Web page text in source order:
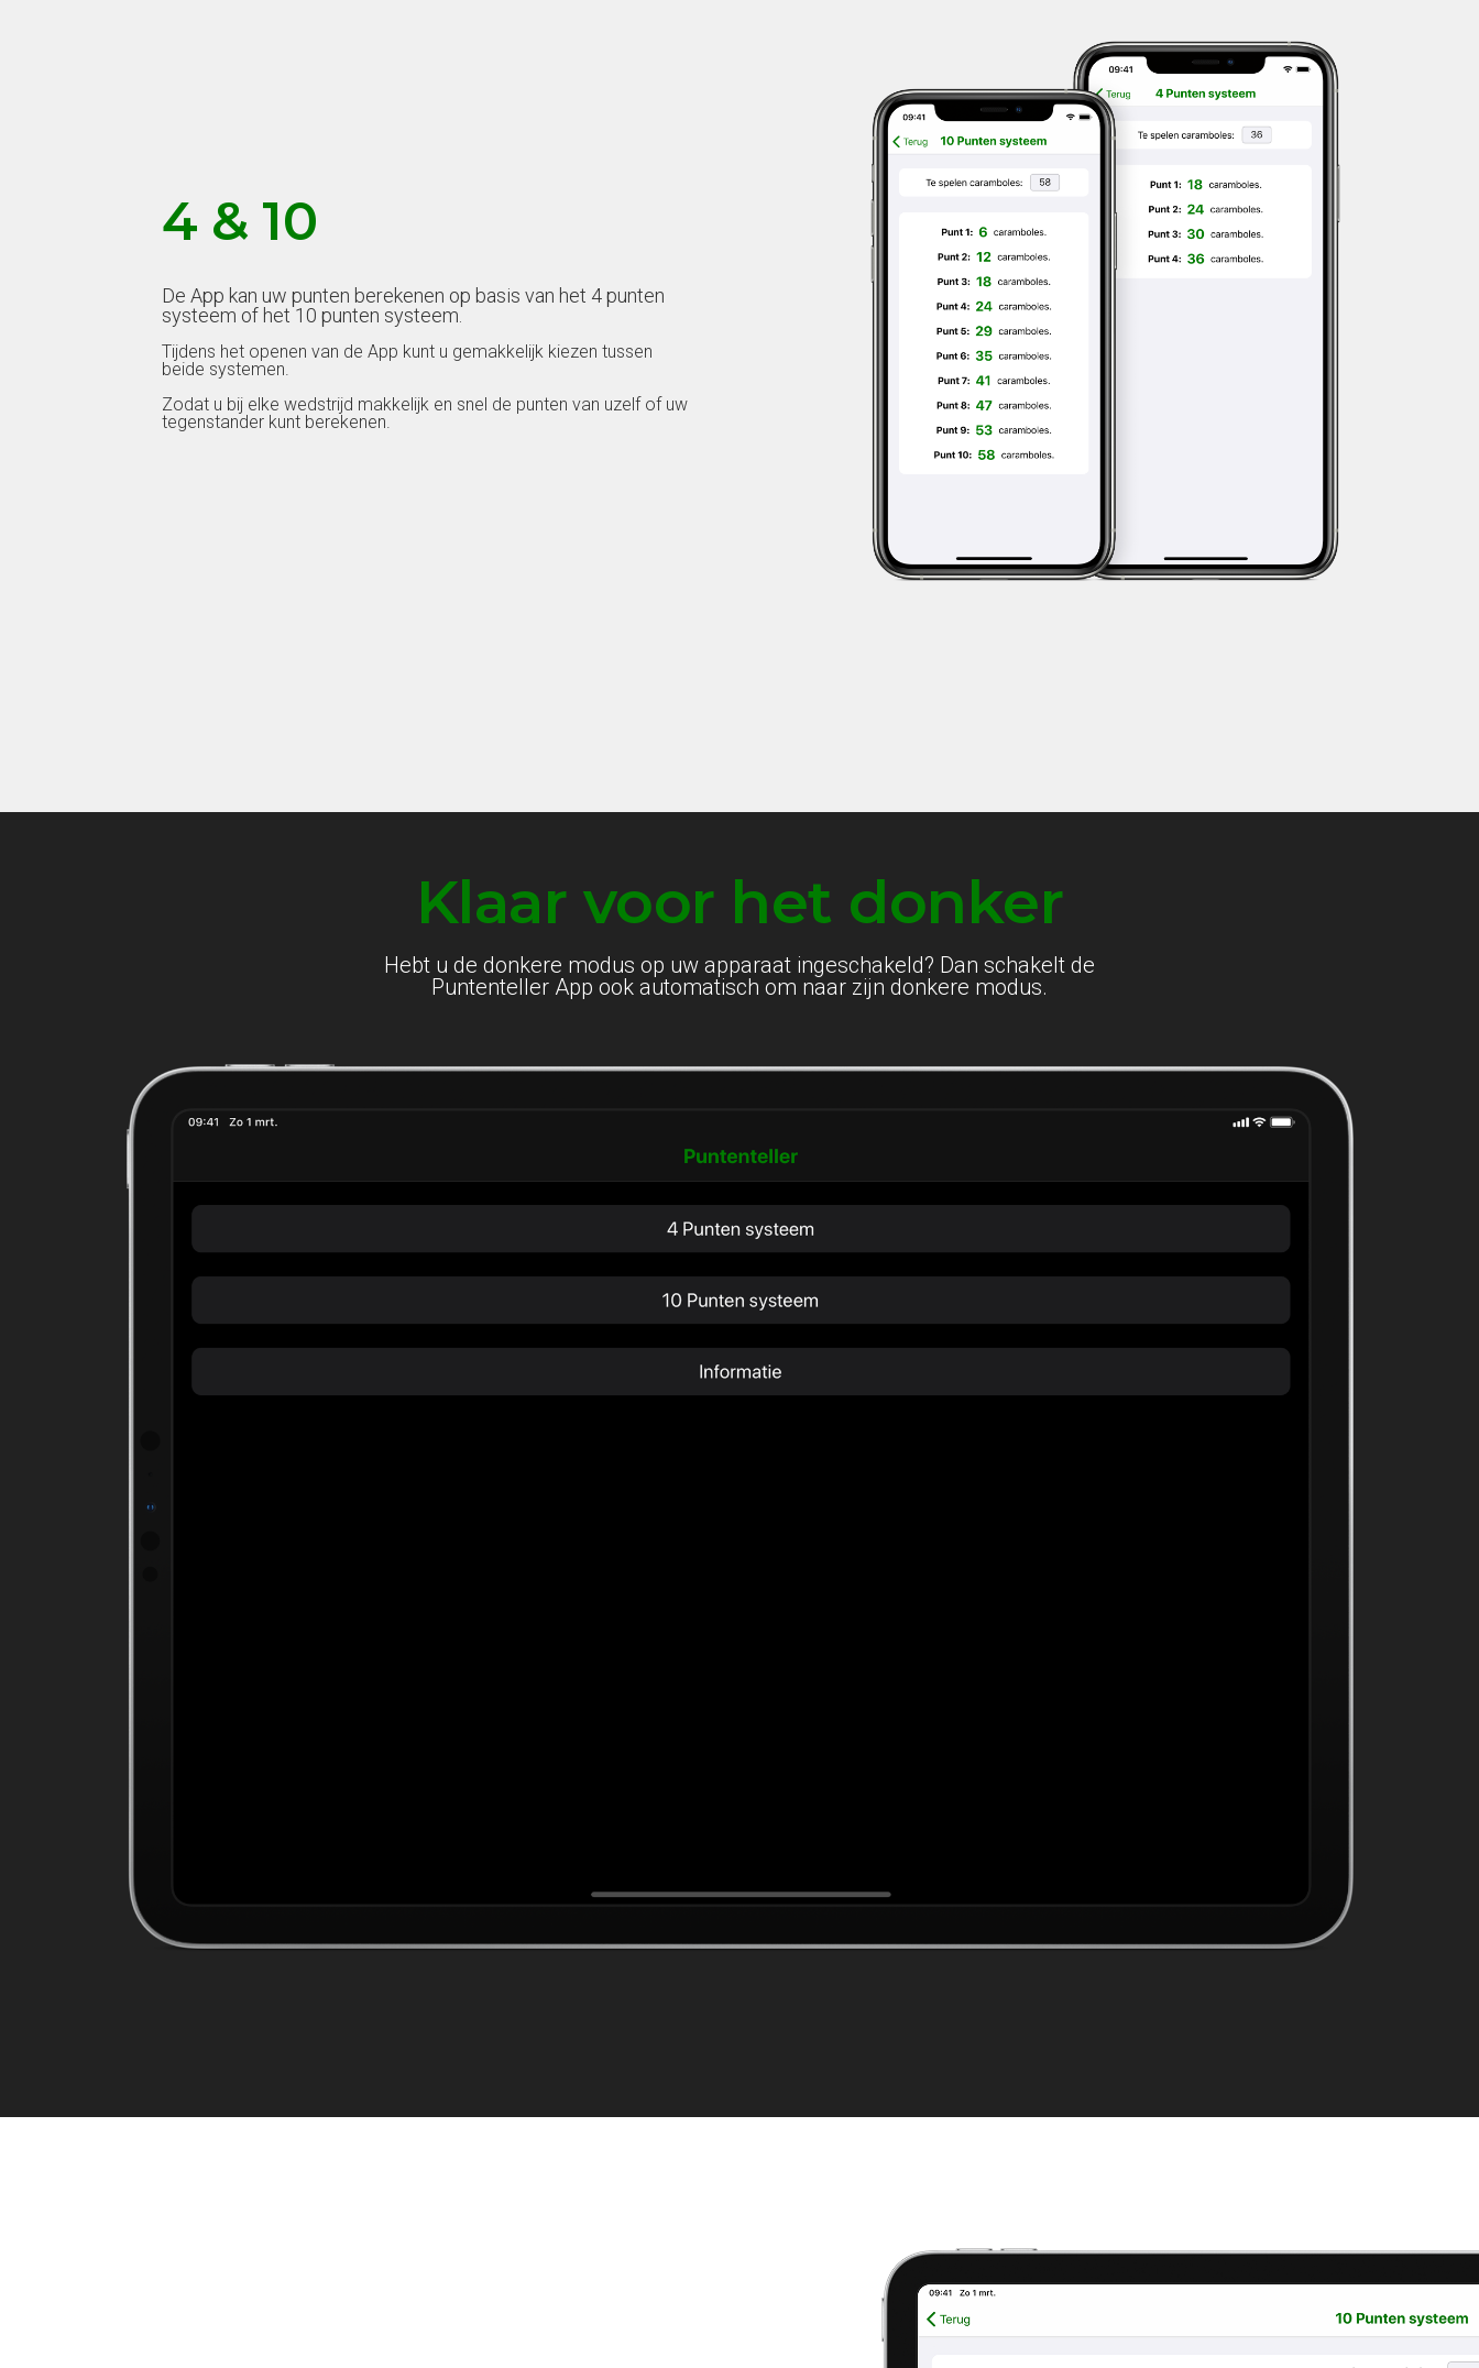
4 & 10
De App kan uw punten berekenen op basis van het 4 punten
systeem of het 10 punten systeem.
Tijdens het openen van de App kunt u gemakkelijk kiezen tussen
beide systemen.
Zodat u bij elke wedstrijd makkelijk en snel de punten van uzelf of uw
tegenstander kunt berekenen.
Klaar voor het donker
Hebt u de donkere modus op uw apparaat ingeschakeld? Dan schakelt de
Puntenteller App ook automatisch om naar zijn donkere modus.